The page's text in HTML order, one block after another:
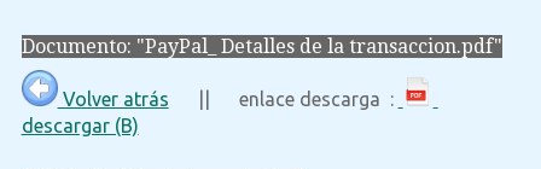
Documento: "PayPal_ Detalles de la transaccion.pdf"
Volver atrás || enlace descarga :
descargar (B)